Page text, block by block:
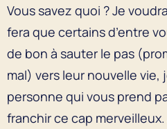
Vous savez quoi ? Je
fera que certains d’entre
de bon à sauter le pas
mal) vers leur nouvelle
personne qui vous prend
franchir ce cap